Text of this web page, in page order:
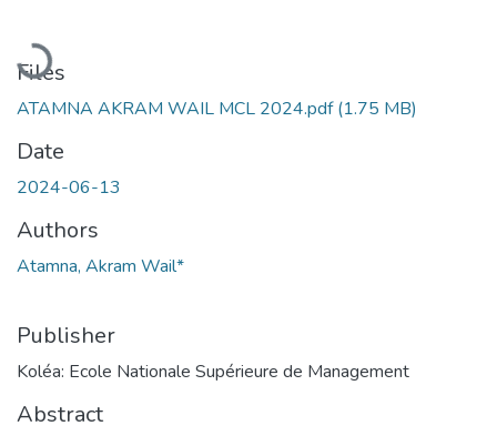
Loading...
Files
ATAMNA AKRAM WAIL MCL 2024.pdf(1.75 MB)
Date
2024-06-13
Authors
Atamna, Akram Wail*
Publisher
Koléa: Ecole Nationale Supérieure de Management
Abstract